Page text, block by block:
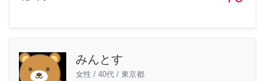
みんとす
女性 / 40代 / 東京都